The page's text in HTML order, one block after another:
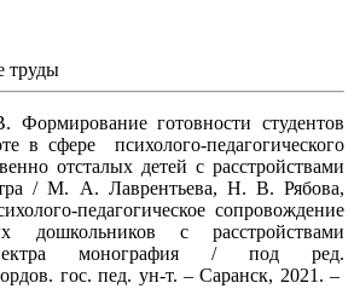
труды
готовности студентов
в сфере психолого-педагогического
отсталых детей с расстройствами
/ М. А. Лаврентьева, Н. В. Рябова,
педагогическое сопровождение
дошкольников с расстройствами
спектра монография / под ред.
гос. пед. ун-т. – Саранск, 2021. –